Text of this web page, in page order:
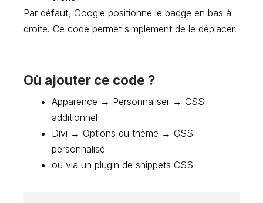
Par défaut, Google positionne le badge en bas à
droite. Ce code permet simplement de le déplacer.
Où ajouter ce code ?
Apparence → Personnaliser → CSS
additionnel
Divi → Options du thème → CSS
personnalisé
ou via un plugin de snippets CSS